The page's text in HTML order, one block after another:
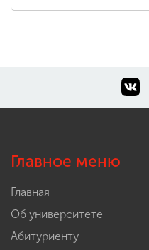
Главное меню
Главная
Об университете
Абитуриенту